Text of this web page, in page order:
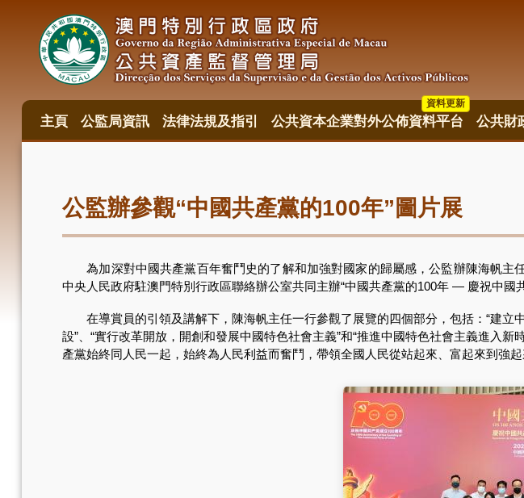
目
主頁 公監局資訊 法律法規及指引 公共資本企業對外公佈資料平台
資料更新
公共財
公監辦參觀“中國共產黨的100年”圖片展
為加深對中國共產黨百年奮鬥史的了解和加強對國家的歸屬感，公監辦陳海帆主
中央人民政府駐澳門特別行政區聯絡辦公室共同主辦“中國共產黨的100年 — 慶祝中國
在導賞員的引領及講解下，陳海帆主任一行參觀了展覽的四個部分，包括：“建立
設”、“實行改革開放，開創和發展中國特色社會主義”和“推進中國特色社會主義進入
產黨始終同人民一起，始終為人民利益而奮鬥，帶領全國人民從站起來、富起來到強